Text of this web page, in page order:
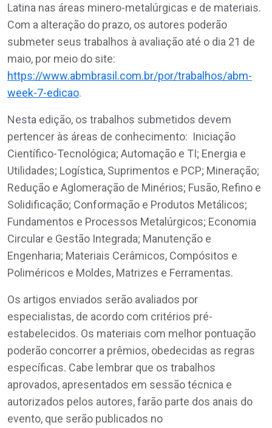
Latina nas áreas minero-metalúrgicas e de materiais.
Com a alteração do prazo, os autores poderão
submeter seus trabalhos à avaliação até o dia 21 de
maio, por meio do site:
https://www.abmbrasil.com.br/por/trabalhos/abm-
week-7-edicao.
Nesta edição, os trabalhos submetidos devem
pertencer às áreas de conhecimento: Iniciação
Científico-Tecnológica; Automação e TI; Energia e
Utilidades; Logística, Suprimentos e PCP; Mineração;
Redução e Aglomeração de Minérios; Fusão, Refino e
Solidificação; Conformação e Produtos Metálicos;
Fundamentos e Processos Metalúrgicos; Economia
Circular e Gestão Integrada; Manutenção e
Engenharia; Materiais Cerâmicos, Compósitos e
Poliméricos e Moldes, Matrizes e Ferramentas.
Os artigos enviados serão avaliados por
especialistas, de acordo com critérios pré-
estabelecidos. Os materiais com melhor pontuação
poderão concorrer a prêmios, obedecidas as regras
específicas. Cabe lembrar que os trabalhos
aprovados, apresentados em sessão técnica e
autorizados pelos autores, farão parte dos anais do
evento, que serão publicados no